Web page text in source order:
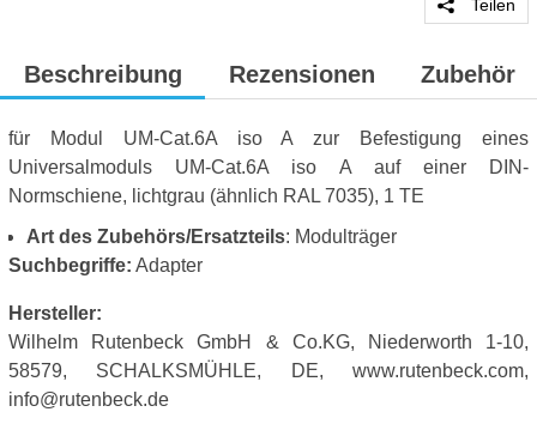
Teilen
Beschreibung Rezensionen Zubehör
für Modul UM-Cat.6A iso A zur Befestigung eines
Universalmoduls UM-Cat.6A iso A auf einer DIN-
Normschiene, lichtgrau (ähnlich RAL 7035), 1 TE
Art des Zubehörs/Ersatzteils: Modulträger
Suchbegriffe: Adapter
Hersteller:
Wilhelm Rutenbeck GmbH & Co.KG, Niederworth 1-10,
58579, SCHALKSMÜHLE, DE, www.rutenbeck.com,
info@rutenbeck.de